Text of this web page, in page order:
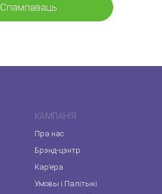
Спампаваць
КАМПАНІЯ
Пра нас
Брэнд-цэнтр
Кар'ера
Умовы і Палітыкі